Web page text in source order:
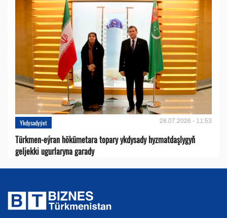
Ykdysadyýet 28.07.2026 - 11:53
Türkmen-eýran hökümetara topary ykdysady hyzmatdaşlygyň
geljekki ugurlaryna garady